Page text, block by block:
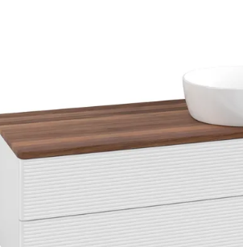
Grohe rainshower
cosmopolitan 310
hodedusj ø38 cm
børstet hard
graphite
Hyper
struktur
Spar 400